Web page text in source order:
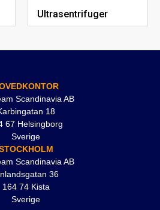
Ultrasentrifuger
Scandinavia AB
18
67 Helsingborg
Sverige
Scandinavia AB
36
164 74 Kista
Sverige